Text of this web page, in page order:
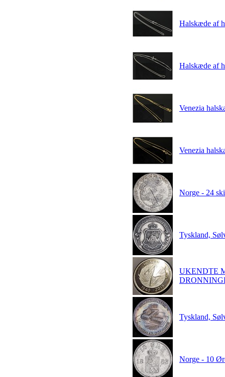
Halskæde af
Halskæde af
Venezia
Venezia
Norge - 24
Tyskland,
UKENDTE
Tyskland,
Norge - 10